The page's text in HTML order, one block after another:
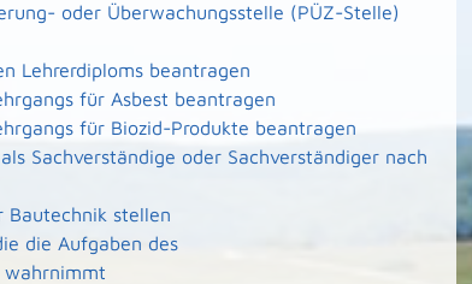
oder Überwachungsstelle (PÜZ-Stelle)
Lehrerdiploms beantragen
für Asbest beantragen
für Biozid-Produkte beantragen
Sachverständige oder Sachverständiger nach
Bautechnik stellen
die Aufgaben des
wahrnimmt